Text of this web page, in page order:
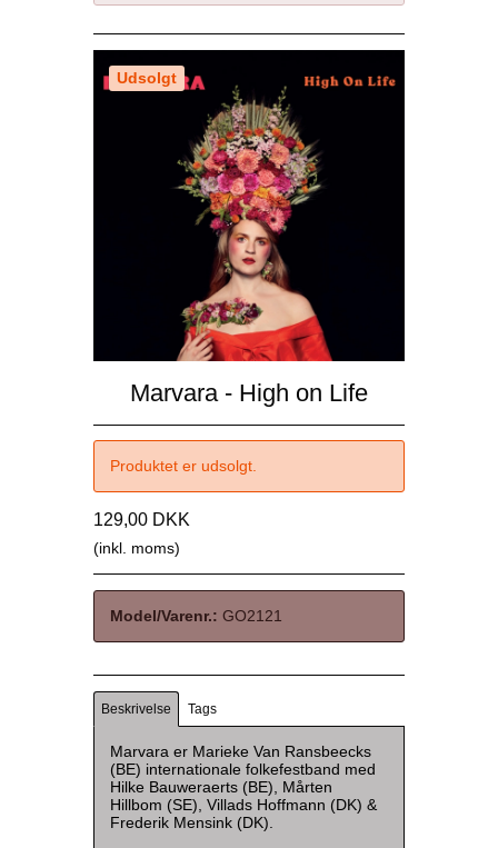
Udsolgt
Marvara - High on Life
Produktet er udsolgt.
129,00 DKK
(inkl. moms)
Model/Varenr.: GO2121
Beskrivelse Tags
Marvara er Marieke Van Ransbeecks
(BE) internationale folkefestband med
Hilke Bauweraerts (BE), Mårten
Hillbom (SE), Villads Hoffmann (DK) &
Frederik Mensink (DK).